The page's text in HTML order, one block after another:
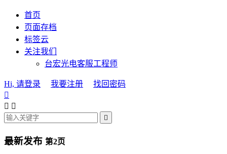
首页
页面存档
标签云
关注我们
台宏光电客服工程师
Hi, 请登录 我要注册
找回密码

 

最新发布 第2页